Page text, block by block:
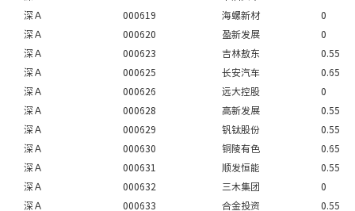
深Ａ
000619 海螺新材
0
深Ａ
000620 盈新发展
0
深Ａ
000623 吉林敖东
0.55
深Ａ
000625 长安汽车
0.65
深Ａ
000626 远大控股
0
深Ａ
000628 高新发展
0.55
深Ａ
000629 钒钛股份
0.55
深Ａ
000630 铜陵有色
0.65
深Ａ
000631 顺发恒能
0.55
深Ａ
000632 三木集团
0
深Ａ
000633 合金投资
0.55